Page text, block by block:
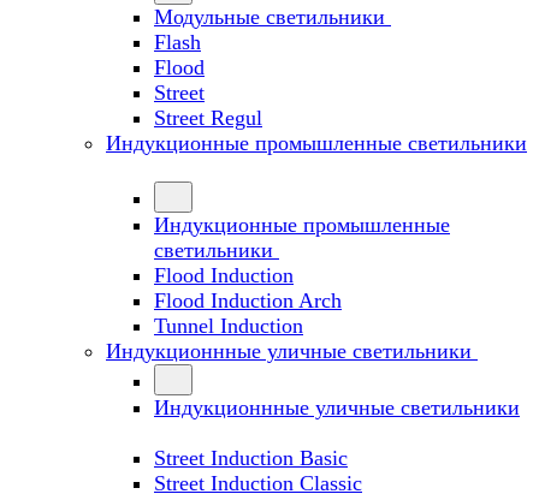
Модульные светильники
Flash
Flood
Street
Street Regul
Индукционные промышленные светильники
Индукционные промышленные
светильники
Flood Induction
Flood Induction Arch
Tunnel Induction
Индукционнные уличные светильники
Индукционнные уличные светильники
Street Induction Basic
Street Induction Classic